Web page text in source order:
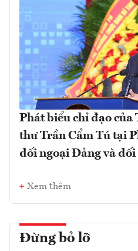
Phát biểu chỉ đạo
thư Trần Cẩm Tú tại
đối ngoại Đảng và
Xem thêm
Đừng bỏ lỡ